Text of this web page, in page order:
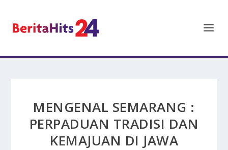
MENGENAL SEMARANG :
PERPADUAN TRADISI DAN
KEMAJUAN DI JAWA